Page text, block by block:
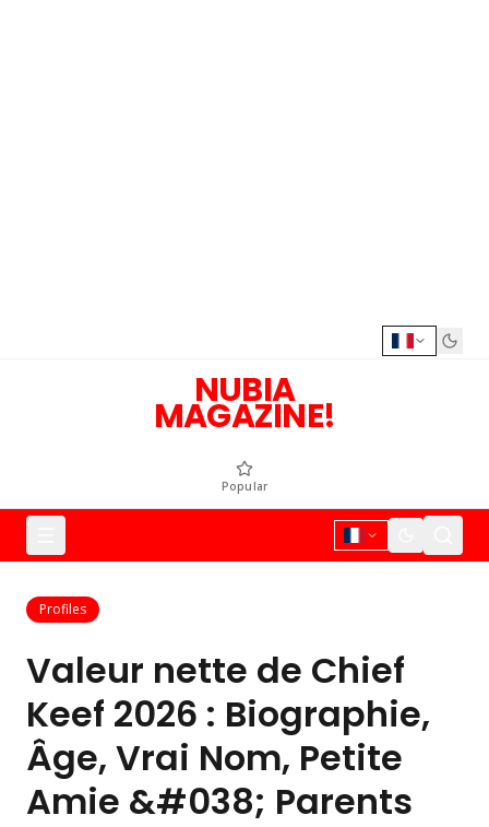
NUBIA
MAGAZINE!
Popular
Profiles
Valeur nette de Chief
Keef 2026 : Biographie,
Âge, Vrai Nom, Petite
Amie &#038; Parents